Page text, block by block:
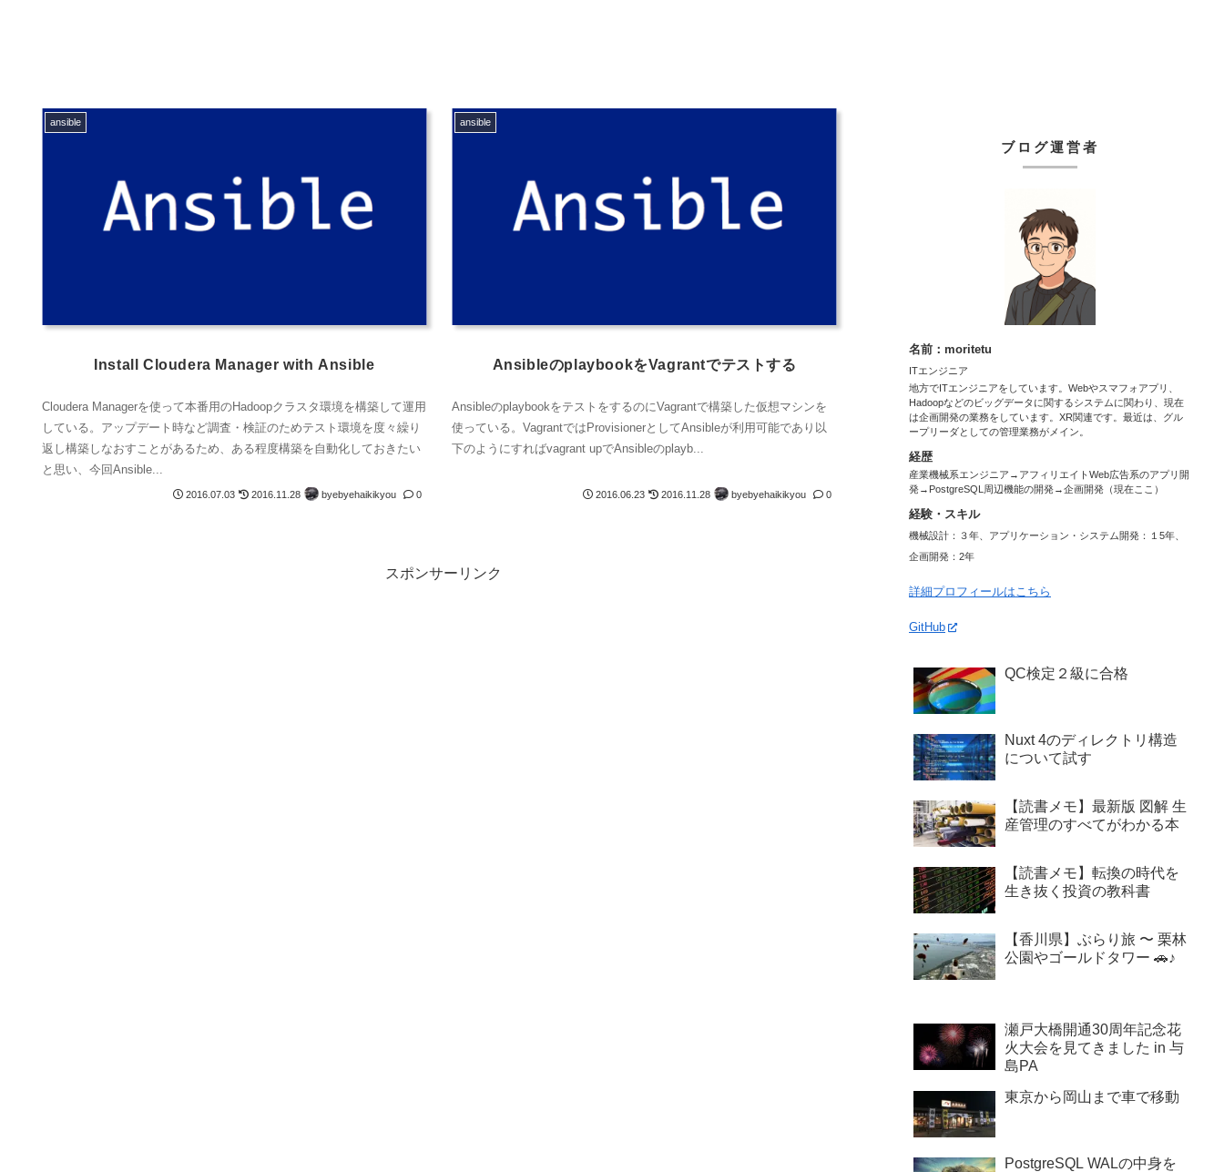
ansible
Install Cloudera Manager with Ansible
Cloudera Managerを使って本番用のHadoopクラスタ環境を構築して運用
している。アップデート時など調査・検証のためテスト環境を度々繰り
返し構築しなおすことがあるため、ある程度構築を自動化しておきたい
と思い、今回Ansible...
2016.07.03 2016.11.28 byebyehaikikyou 0
ansible
AnsibleのplaybookをVagrantでテストする
AnsibleのplaybookをテストをするのにVagrantで構築した仮想マシンを
使っている。VagrantではProvisionerとしてAnsibleが利用可能であり以
下のようにすればvagrant upでAnsibleのplayb...
2016.06.23 2016.11.28 byebyehaikikyou 0
スポンサーリンク
ブログ運営者
名前：moritetu
ITエンジニア
地方でITエンジニアをしています。Webやスマフォアプリ、
Hadoopなどのビッグデータに関するシステムに関わり、現在
は企画開発の業務をしています。XR関連です。最近は、グル
ープリーダとしての管理業務がメイン。
経歴
産業機械系エンジニア→アフィリエイトWeb広告系のアプリ開
発→PostgreSQL周辺機能の開発→企画開発（現在ここ）
経験・スキル
機械設計：３年、アプリケーション・システム開発：１5年、
企画開発：2年
詳細プロフィールはこちら
GitHub
QC検定２級に合格
Nuxt 4のディレクトリ構造
について試す
【読書メモ】最新版 図解 生
産管理のすべてがわかる本
【読書メモ】転換の時代を
生き抜く投資の教科書
【香川県】ぶらり旅 〜 栗林
公園やゴールドタワー 🚗♪
瀬戸大橋開通30周年記念花
火大会を見てきました in 与
島PA
東京から岡山まで車で移動
PostgreSQL WALの中身を